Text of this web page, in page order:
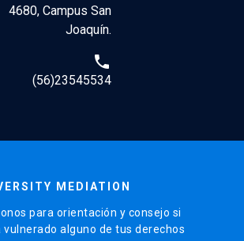
4680, Campus San
Joaquín.
telephone
(56)23545534
MEDIATION
para orientación y consejo si
vulnerado alguno de tus derechos